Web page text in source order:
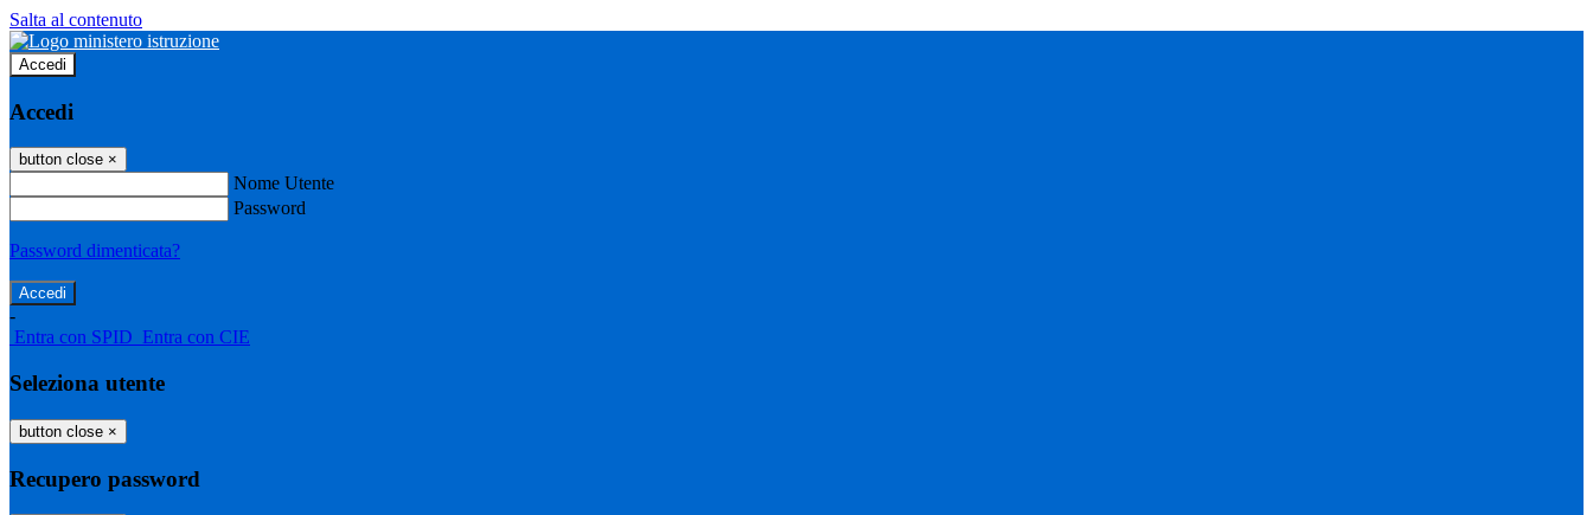
Salta al contenuto
Accedi
Accedi
button close ×
Nome Utente
Password
Password dimenticata?
-
Entra con SPID Entra con CIE
Seleziona utente
button close ×
Recupero password